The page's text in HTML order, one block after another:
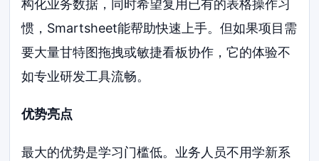
构化业务数据，同时希望复用已有的表格操作习
惯，Smartsheet能帮助快速上手。但如果项目需
要大量甘特图拖拽或敏捷看板协作，它的体验不
如专业研发工具流畅。
优势亮点
最大的优势是学习门槛低。业务人员不用学新系